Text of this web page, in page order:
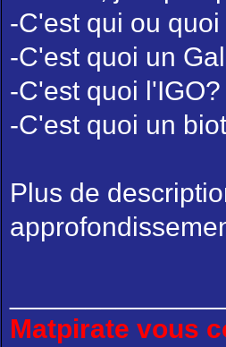
-C'est qui ou quoi
-C'est quoi un
-C'est quoi l'IGO?
-C'est quoi un
Plus de
Matpirate vous